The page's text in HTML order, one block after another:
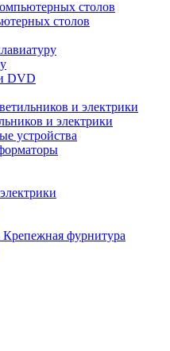
столов
DVD
и электрики
устройства
Крепежная фурнитура